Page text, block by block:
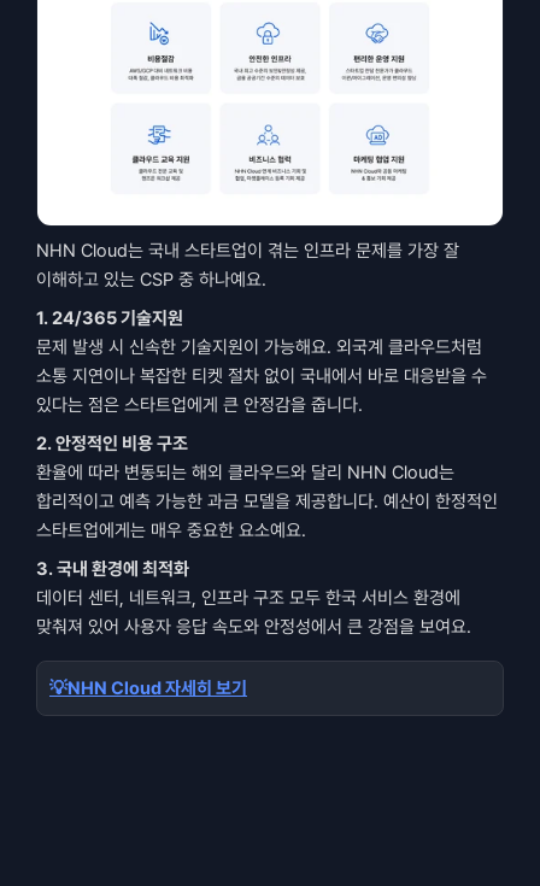
NHN Cloud는 국내 스타트업이 겪는 인프라 문제를 가장 잘
이해하고 있는 CSP 중 하나예요.
1. 24/365 기술지원
문제 발생 시 신속한 기술지원이 가능해요. 외국계 클라우드처럼
소통 지연이나 복잡한 티켓 절차 없이 국내에서 바로 대응받을 수
있다는 점은 스타트업에게 큰 안정감을 줍니다.
2. 안정적인 비용 구조
환율에 따라 변동되는 해외 클라우드와 달리 NHN Cloud는
합리적이고 예측 가능한 과금 모델을 제공합니다. 예산이 한정적인
스타트업에게는 매우 중요한 요소예요.
3. 국내 환경에 최적화
데이터 센터, 네트워크, 인프라 구조 모두 한국 서비스 환경에
맞춰져 있어 사용자 응답 속도와 안정성에서 큰 강점을 보여요.
💡NHN Cloud 자세히 보기